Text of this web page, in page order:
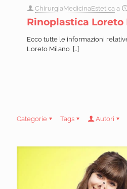
ChirurgiaMedicinaEstetica a
Rinoplastica Loreto
Ecco tutte le informazioni
Loreto Milano […]
Categorie Tags Autori